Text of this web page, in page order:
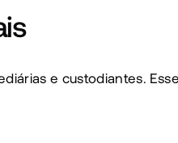
e custodiantes.